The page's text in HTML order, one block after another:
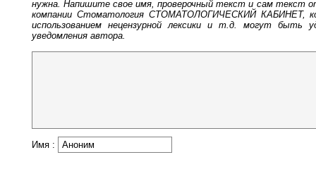
нужна. Напишите свое имя, проверочный текст и сам текст
компании Стоматология СТОМАТОЛОГИЧЕСКИЙ КАБИНЕТ,
использованием нецензурной лексики и т.д. могут быть
уведомления автора.
Имя :